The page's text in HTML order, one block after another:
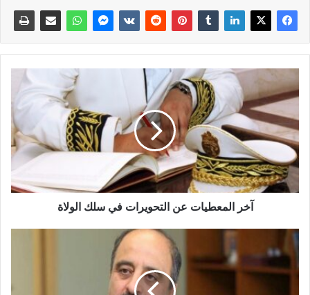
آخر المعطيات عن التحويرات في سلك الولاة